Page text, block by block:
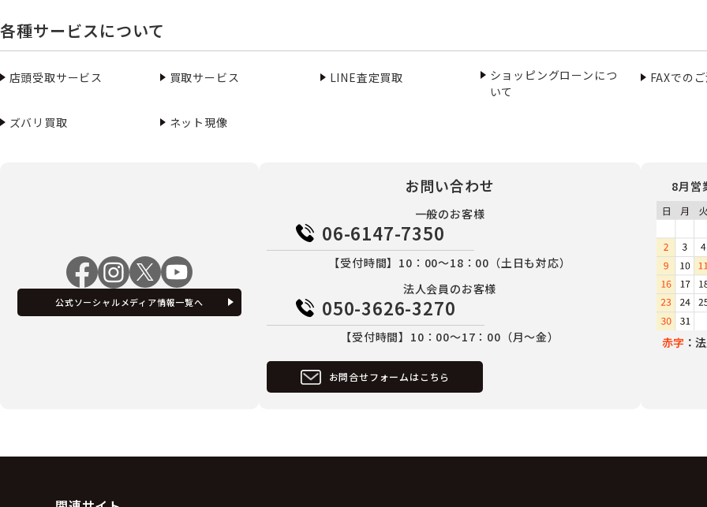
各種サービスについて
店頭受取サービス 買取サービス LINE査定買取
ショッピングローンにつ
いて
FAXでの
ズバリ買取 ネット現像
公式ソーシャルメディア情報一覧へ
お問い合わせ
一般のお客様
06-6147-7350
【受付時間】10：00～18：00（土日も対応）
法人会員のお客様
050-3626-3270
【受付時間】10：00～17：00（月～金）
お問合せフォームはこちら
8月営
赤字 ：